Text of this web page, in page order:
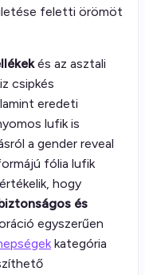
feletti örömöt
és az asztali
csipkés
eredeti
lufik is
a gender reveal
fólia lufik
hogy
és
egyszerűen
kategória